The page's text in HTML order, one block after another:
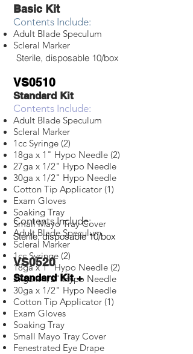
Basic Kit
Contents Include:
Adult Blade Speculum
Scleral Marker
Sterile, disposable 10/box
Standard Kit
VS0510
Contents Include:
Adult Blade Speculum
Scleral Marker
1cc Syringe (2)
18ga x 1" Hypo Needle (2)
27ga x 1/2" Hypo Needle
30ga x 1/2" Hypo Needle
Cotton Tip Applicator (1)
Exam Gloves
Soaking Tray
Small Mayo Tray Cover
Sterile, disposable 10/box
VS0520
Standard Kit +
Contents Include:
Adult Blade Speculum
Scleral Marker
1cc Syringe (2)
18ga x 1" Hypo Needle (2)
27ga x 1/2" Hypo Needle
30ga x 1/2" Hypo Needle
Cotton Tip Applicator (1)
Exam Gloves
Soaking Tray
Small Mayo Tray Cover
Fenestrated Eye Drape